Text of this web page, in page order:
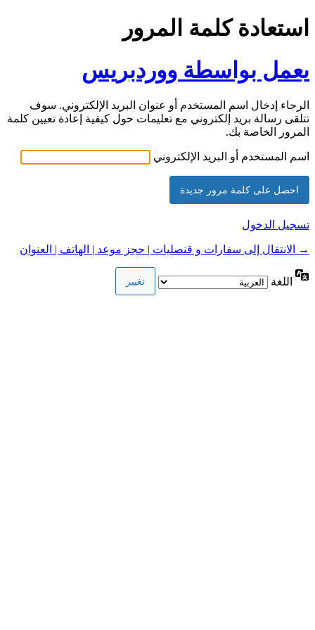
استعادة كلمة المرور
يعمل بواسطة ووردبريس
الرجاء إدخال اسم المستخدم أو عنوان البريد الإلكتروني. سوف
تتلقى رسالة بريد إلكتروني مع تعليمات حول كيفية إعادة تعيين كلمة
المرور الخاصة بك.
اسم المستخدم أو البريد الإلكتروني
تسجيل الدخول
→ الانتقال إلى سفارات و قنصليات | حجز موعد | الهاتف | العنوان
اللغة